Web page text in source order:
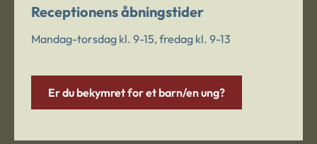
Receptionens åbningstider
Mandag-torsdag kl. 9-15, fredag kl. 9-13
Er du bekymret for et barn/en ung?